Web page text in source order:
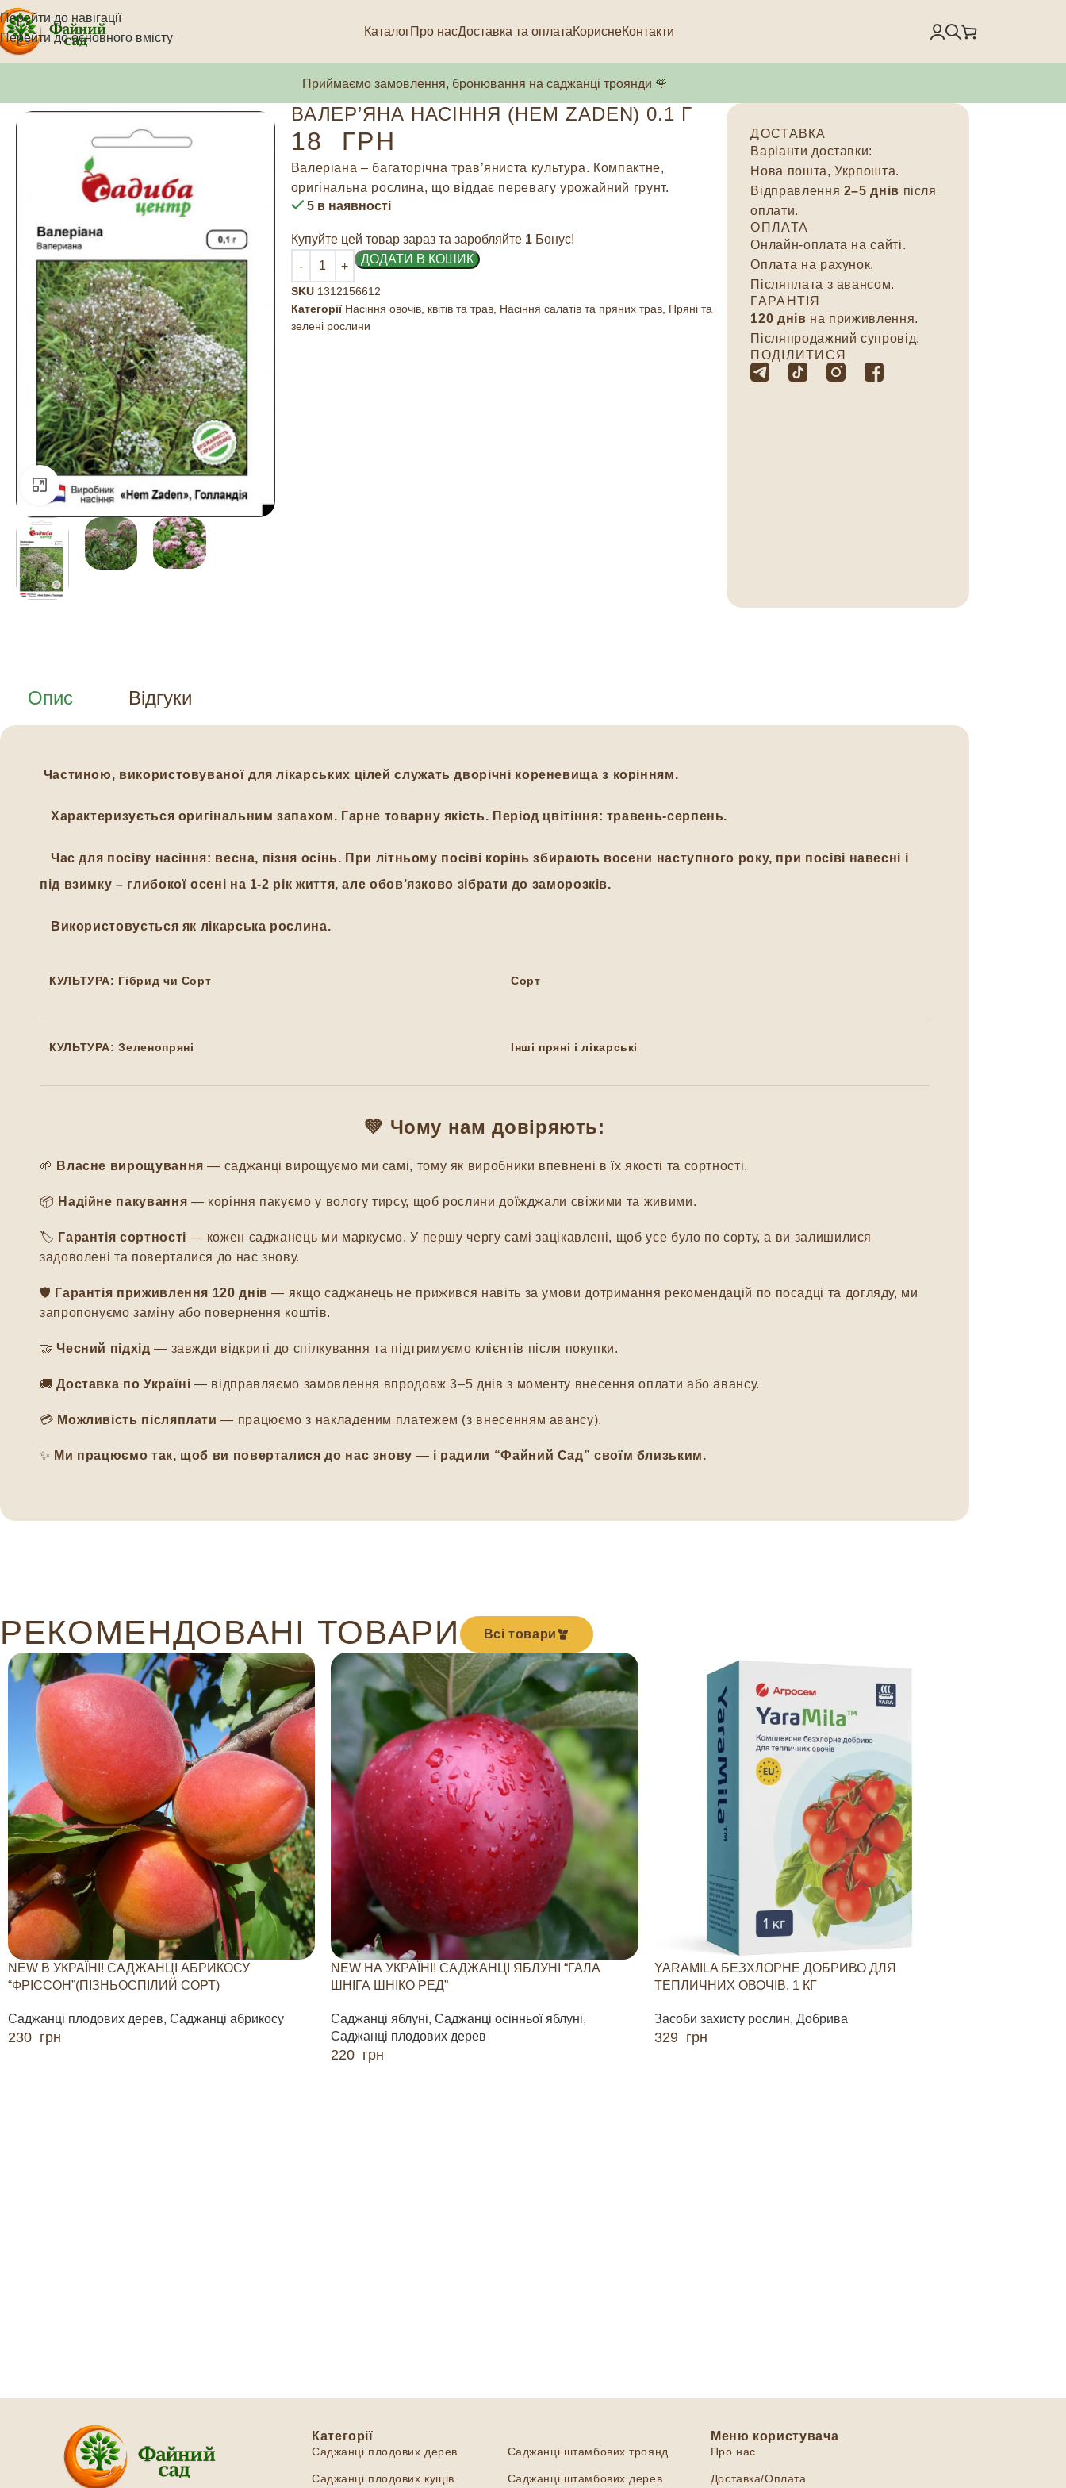
Перейти до навігації
Перейти до основного вмісту
КаталогПро насДоставка та оплатаКориснеКонтакти
Приймаємо замовлення, бронювання на саджанці троянди 🌹
Натисніть, щоб збільшити
ВАЛЕР’ЯНА НАСІННЯ (HEM ZADEN) 0.1 Г
18 ГРН
Валеріана – багаторічна трав’яниста культура. Компактне,
оригінальна рослина, що віддає перевагу урожайний грунт.
5 в наявності
Купуйте цей товар зараз та заробляйте 1Бонус!
ДОДАТИ В КОШИК
SKU 1312156612
Категорії Насіння овочів, квітів та трав, Насіння салатів та пряних трав, Пряні та
зелені рослини
ДОСТАВКА
Варіанти доставки:
Нова пошта, Укрпошта.
Відправлення 2–5 днів після
оплати.
ОПЛАТА
Онлайн-оплата на сайті.
Оплата на рахунок.
Післяплата з авансом.
ГАРАНТІЯ
120 днів на приживлення.
Післяпродажний супровід.
ПОДІЛИТИСЯ
Опис Відгуки
Частиною, використовуваної для лікарських цілей служать дворічні кореневища з корінням.
Характеризується оригінальним запахом. Гарне товарну якість. Період цвітіння: травень-серпень.
Час для посіву насіння: весна, пізня осінь. При літньому посіві корінь збирають восени наступного року, при посіві навесні і
під взимку – глибокої осені на 1-2 рік життя, але обов’язково зібрати до заморозків.
Використовується як лікарська рослина.
КУЛЬТУРА: Гібрид чи Сорт Сорт
КУЛЬТУРА: Зеленопряні Інші пряні і лікарські
💚 Чому нам довіряють:
🌱 Власне вирощування — саджанці вирощуємо ми самі, тому як виробники впевнені в їх якості та сортності.
📦 Надійне пакування — коріння пакуємо у вологу тирсу, щоб рослини доїжджали свіжими та живими.
🏷️ Гарантія сортності — кожен саджанець ми маркуємо. У першу чергу самі зацікавлені, щоб усе було по сорту, а ви залишилися
задоволені та поверталися до нас знову.
🛡️ Гарантія приживлення 120 днів — якщо саджанець не прижився навіть за умови дотримання рекомендацій по посадці та догляду, ми
запропонуємо заміну або повернення коштів.
🤝Чесний підхід — завжди відкриті до спілкування та підтримуємо клієнтів після покупки.
🚚Доставка по Україні — відправляємо замовлення впродовж 3–5 днів з моменту внесення оплати або авансу.
💳 Можливість післяплати — працюємо з накладеним платежем (з внесенням авансу).
✨ Ми працюємо так, щоб ви поверталися до нас знову — і радили “Файний Сад” своїм близьким.
РЕКОМЕНДОВАНІ ТОВАРИ Всі товари
NEW В УКРАЇНІ! САДЖАНЦІ АБРИКОСУ
“ФРІССОН”(ПІЗНЬОСПІЛИЙ СОРТ)
Саджанці плодових дерев, Саджанці абрикосу
230 грн
NEW НА УКРАЇНІ! САДЖАНЦІ ЯБЛУНІ “ГАЛА
ШНІГА ШНІКО РЕД”
Саджанці яблуні, Саджанці осінньої яблуні,
Саджанці плодових дерев
220 грн
YARAMILA БЕЗХЛОРНЕ ДОБРИВО ДЛЯ
ТЕПЛИЧНИХ ОВОЧІВ, 1 КГ
Засоби захисту рослин, Добрива
329 грн
Категорії
Саджанці плодових дерев
Саджанці плодових кущів
Саджанці штамбових троянд
Саджанці штамбових дерев
Меню користувача
Про нас
Доставка/Оплата